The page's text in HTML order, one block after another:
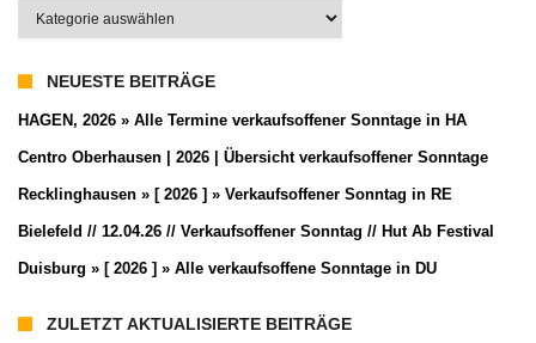
Themen
NEUESTE BEITRÄGE
HAGEN, 2026 » Alle Termine verkaufsoffener Sonntage in HA
Centro Oberhausen | 2026 | Übersicht verkaufsoffener Sonntage
Recklinghausen » [ 2026 ] » Verkaufsoffener Sonntag in RE
Bielefeld // 12.04.26 // Verkaufsoffener Sonntag // Hut Ab Festival
Duisburg » [ 2026 ] » Alle verkaufsoffene Sonntage in DU
ZULETZT AKTUALISIERTE BEITRÄGE